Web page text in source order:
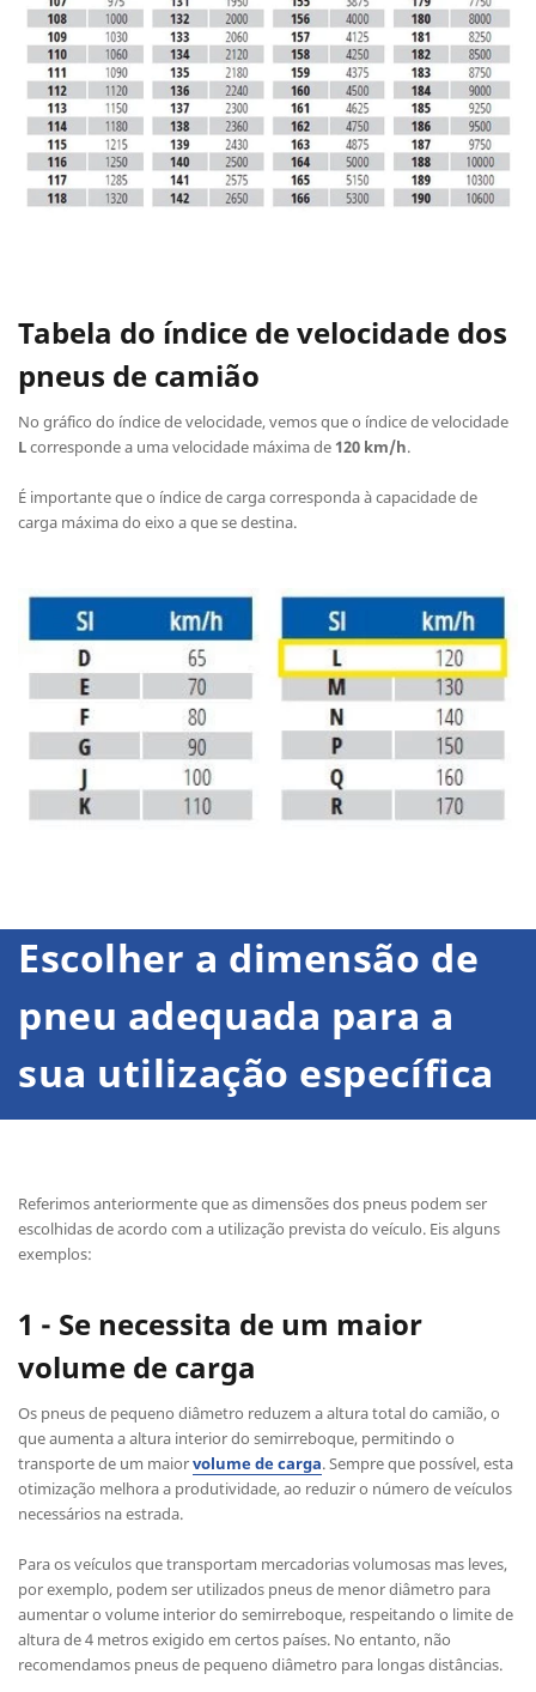
Tabela do índice de velocidade dos
pneus de camião
No gráfico do índice de velocidade, vemos que o índice de velocidade
Lcorresponde a uma velocidade máxima de 120 km/h.
É importante que o índice de carga corresponda à capacidade de
carga máxima do eixo a que se destina.
Escolher a dimensão de
pneu adequada para a
sua utilização específica
Referimos anteriormente que as dimensões dos pneus podem ser
escolhidas de acordo com a utilização prevista do veículo. Eis alguns
exemplos:
1 - Se necessita de um maior
volume de carga
Os pneus de pequeno diâmetro reduzem a altura total do camião, o
que aumenta a altura interior do semirreboque, permitindo o
transporte de um maiorvolume de carga. Sempre que possível, esta
otimização melhora a produtividade, ao reduzir o número de veículos
necessários na estrada.
Para os veículos que transportam mercadorias volumosas mas leves,
por exemplo, podem ser utilizados pneus de menor diâmetro para
aumentar o volume interior do semirreboque, respeitando o limite de
altura de 4 metros exigido em certos países. No entanto, não
recomendamos pneus de pequeno diâmetro para longas distâncias.